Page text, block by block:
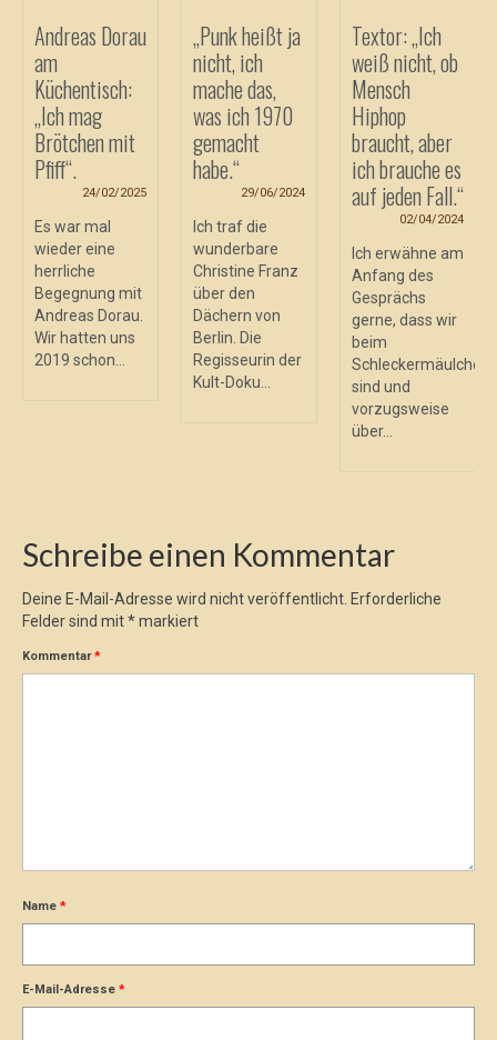
Andreas Dorau
am
Küchentisch:
„Ich mag
Brötchen mit
Pfiff“.
24/02/2025
Es war mal
wieder eine
herrliche
Begegnung mit
Andreas Dorau.
Wir hatten uns
2019 schon...
„Punk heißt ja
nicht, ich
mache das,
was ich 1970
gemacht
habe.“
29/06/2024
Ich traf die
wunderbare
Christine Franz
über den
Dächern von
Berlin. Die
Regisseurin der
Kult-Doku...
Textor: „Ich
weiß nicht, ob
Mensch
Hiphop
braucht, aber
ich brauche es
auf jeden Fall.“
02/04/2024
Ich erwähne am
Anfang des
Gesprächs
gerne, dass wir
beim
Schleckermäulchen
sind und
vorzugsweise
über...
Schreibe einen Kommentar
Deine E-Mail-Adresse wird nicht veröffentlicht. Erforderliche
Felder sind mit*markiert
Kommentar*
Name *
E-Mail-Adresse *